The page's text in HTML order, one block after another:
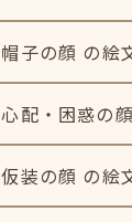
帽子の顔 の絵
心配・困惑の
仮装の顔 の絵